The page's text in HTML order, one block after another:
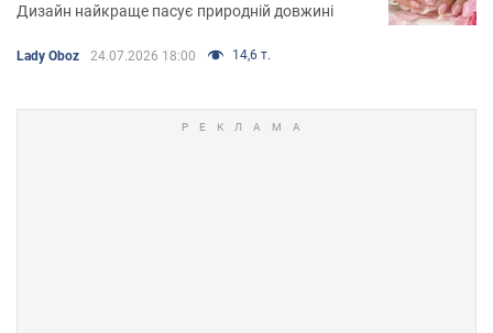
Дизайн найкраще пасує природній довжині
Lady Oboz 24.07.2026 18:00 14,6 т.